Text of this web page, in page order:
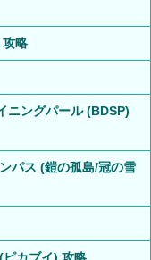
攻略
ニングパール (BDSP)
パス (鎧の孤島/冠の雪
カブイ) 攻略